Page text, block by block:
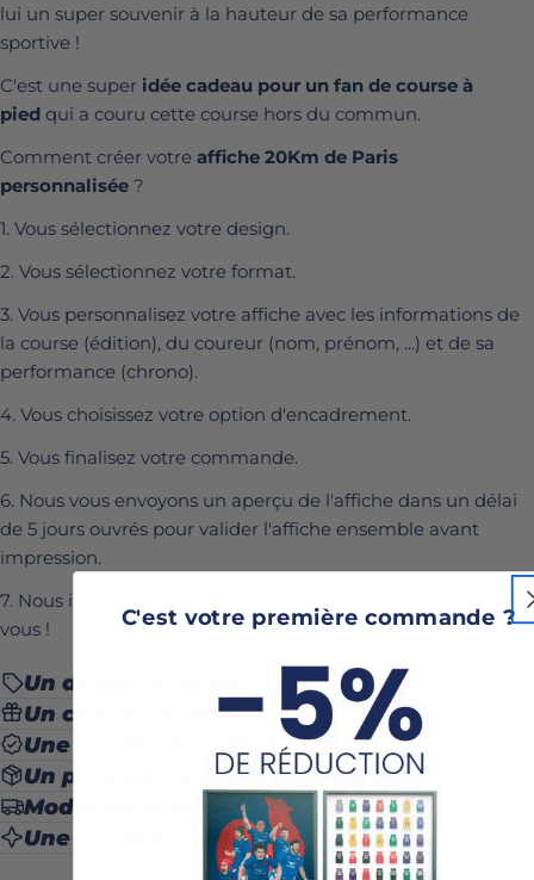
lui un super souvenir à la hauteur de sa performance
sportive !
C'est une super idée cadeau pour un fan de course à
pied qui a couru cette course hors du commun.
Comment créer votre affiche 20Km de Paris
personnalisée ?
1. Vous sélectionnez votre design.
2. Vous sélectionnez votre format.
3. Vous personnalisez votre affiche avec les informations de
la course (édition), du coureur (nom, prénom, ...) et de sa
performance (chrono).
4. Vous choisissez votre option d'encadrement.
5. Vous finalisez votre commande.
6. Nous vous envoyons un aperçu de l'affiche dans un délai
de 5 jours ouvrés pour valider l'affiche ensemble avant
impression.
7. Nous imprimons l'affiche et nous vous l'envoyons chez
vous !
Un design original
Un cadeau parfait
Une qualité française
Un packaging adapté
Modes de livraison
Une question ?
C'est votre première commande ?